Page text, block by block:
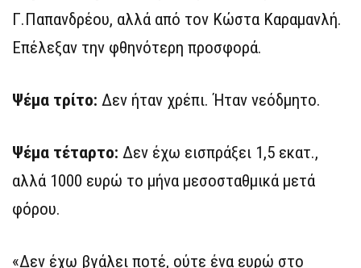
Γ.Παπανδρέου, αλλά από τον Κώστα Καραμανλή.
Επέλεξαν την φθηνότερη προσφορά.
Ψέμα τρίτο: Δεν ήταν χρέπι. Ήταν νεόδμητο.
Ψέμα τέταρτο: Δεν έχω εισπράξει 1,5 εκατ.,
αλλά 1000 ευρώ το μήνα μεσοσταθμικά μετά
φόρου.
«Δεν έχω βγάλει ποτέ, ούτε ένα ευρώ στο